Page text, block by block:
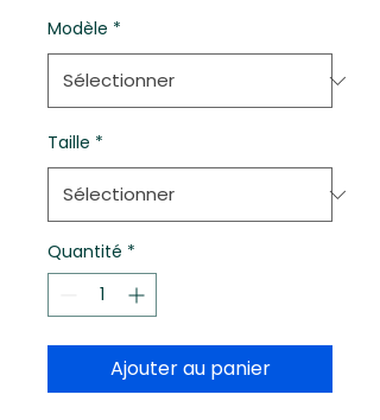
Modèle *
Taille *
Quantité *
Ajouter au panier